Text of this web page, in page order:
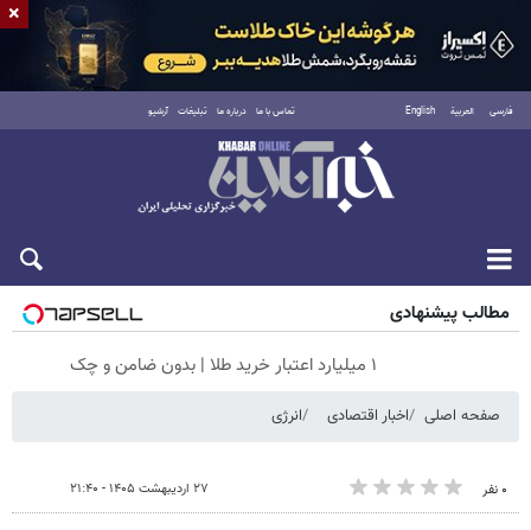
فارسی العربية English تماس با ما درباره ما تبلیغات آرشیو
شنبه ۱۷ مرداد ۱۴۰۵
مطالب پیشنهادی
۱ میلیارد اعتبار خرید طلا | بدون ضامن و چک
صفحه اصلی اخبار اقتصادی انرژی
۰ نفر ۲۷ اردیبهشت ۱۴۰۵ - ۲۱:۴۰
×